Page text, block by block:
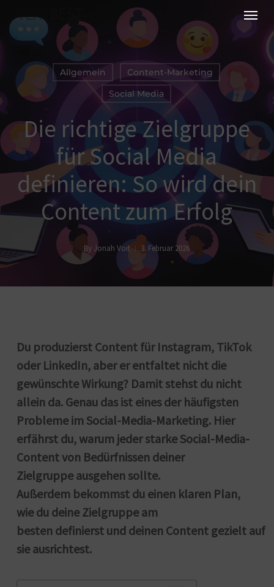
to
main
content
Menu
Allgemein
Content-Marketing
Social Media
Die richtige Zielgruppe
für Social Media
definieren: So wird dein
Content zum Erfolg
By Jonah Voit 3. Februar 2026
Du produzierst Content für Instagram, TikTok
oder LinkedIn, aber er entfaltet nicht die
gewünschte Wirkung? Damit stehst du nicht
allein da. Genau das ist eines der häufigsten
Probleme im Social-Media-Marketing. Hier
erfährst du, warum jeder starke Social-Media-
Content von Bedürfnissen deiner
Zielgruppe ausgehen sollte.
Außerdem bekommst du einen klaren Plan,
wie du deine Zielgruppe am
besten definierst und deinen Content gezielt auf
sie ausrichtest.